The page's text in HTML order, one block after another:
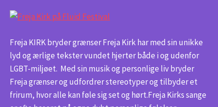
Freja KIRK bryder grænser Freja Kirk har med sin unikke
lyd og ærlige tekster vundet hjerter både i og udenfor
LGBT-miljøet. Med sin musik og personlige liv bryder
Freja grænser og udfordrer stereotyper og tilbyder et
frirum, hvor alle kan føle sig set og hørt.Freja Kirks sange
Festival